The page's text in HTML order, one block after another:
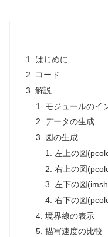
はじめに
コード
解説
モジュールのイ
データの生成
図の生成
左上の図
右上の図
左下の図
右下の図
境界線の表示
描写速度の比較